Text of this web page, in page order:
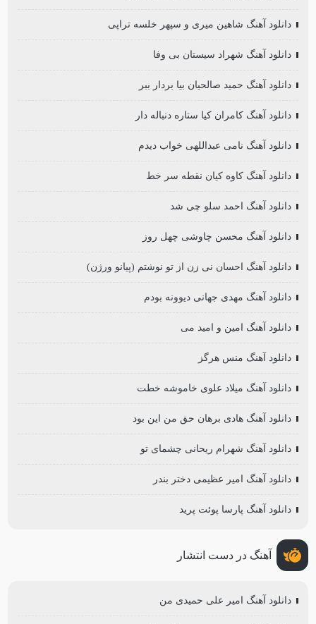
دانلود آهنگ شاهین میری و سپهر خلسه تراپی
دانلود آهنگ شهراد سیستان بی وفا
دانلود آهنگ حمید صالحیان بیا بردار ببر
دانلود آهنگ کامران کیا ستاره دنباله دار
دانلود آهنگ نامی عبداللهی خواب دیدم
دانلود آهنگ کاوه کیان نقطه سر خط
دانلود آهنگ احمد سلو چی شد
دانلود آهنگ محسن چاوشی چهل روز
دانلود آهنگ احسان نی زن از تو نوشتم (پیانو ورژن)
دانلود آهنگ مهدی جهانی دیوونه بودم
دانلود آهنگ امین و امید می
دانلود آهنگ منس هرگز
دانلود آهنگ میلاد علوی خاموشه خطت
دانلود آهنگ هادی برهان حق من این بود
دانلود آهنگ شهرام ریحانی چشمای تو
دانلود آهنگ امیر عظیمی دختر بندر
دانلود آهنگ پارسا پوئت پرید
آهنگ در دست انتشار
دانلود آهنگ امیر علی حمیدی من